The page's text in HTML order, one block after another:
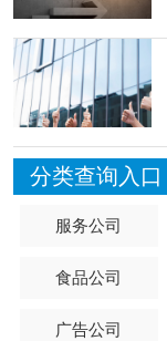
分类查询入口
服务公司
食品公司
广告公司